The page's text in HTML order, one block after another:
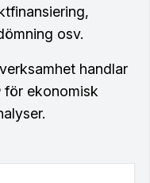
osv.
handlar
för ekonomisk